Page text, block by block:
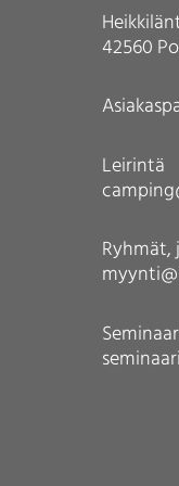
42560
Leirintä
Ryhmät,